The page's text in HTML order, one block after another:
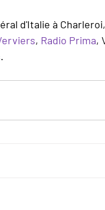
d'Italie à
, Radio Prima,